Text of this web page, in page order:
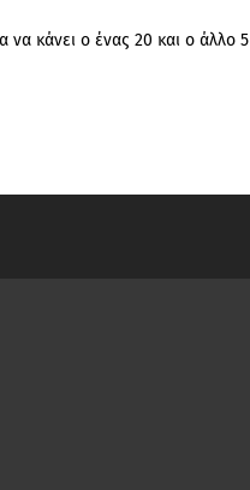
να κάνει ο ένας 20 και ο άλλο 5